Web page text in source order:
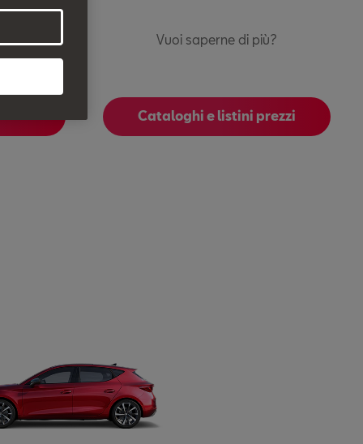
Vuoi saperne di più?
Cataloghi e listini prezzi